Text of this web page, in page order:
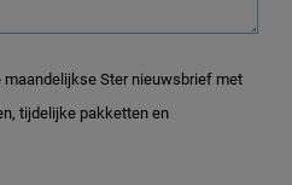
Ster nieuwsbrief met
tijdelijke pakketten en